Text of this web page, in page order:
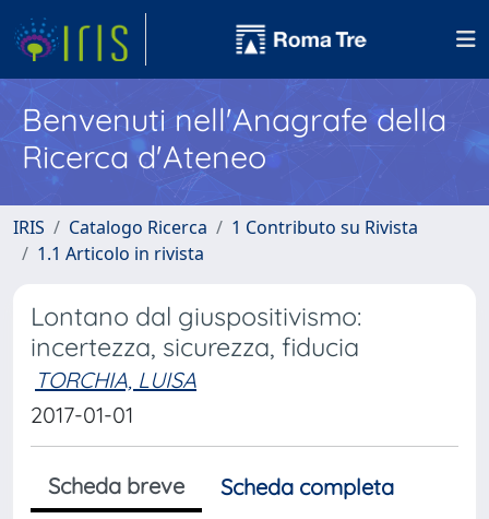
Benvenuti nell'Anagrafe della
Ricerca d'Ateneo
IRIS Catalogo Ricerca
1 Contributo su Rivista
1.1 Articolo in rivista
Lontano dal giuspositivismo:
incertezza, sicurezza, fiducia
TORCHIA, LUISA
2017-01-01
Scheda breve
Scheda completa